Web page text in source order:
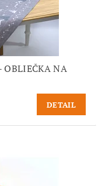
OBLIEČKA NA
DETAIL